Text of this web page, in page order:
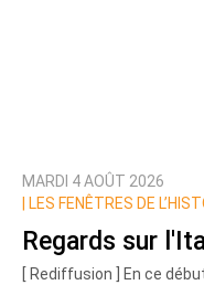
MARDI 4 AOÛT 2026
LES FENÊTRES DE
Regards sur
[ Rediffusion ] En ce